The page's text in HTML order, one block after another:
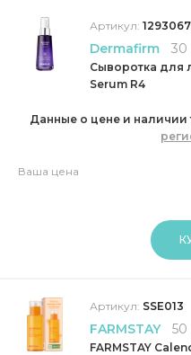
Артикул:
Dermafirm 30
Сыворотка для
Serum R4
Данные о цене и наличии
Ваша цена
Артикул: SSE013
FARMSTAY 50
FARMSTAY